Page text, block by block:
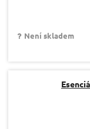
Není skladem